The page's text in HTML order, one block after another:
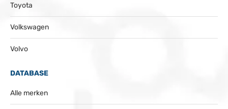
Toyota
Volkswagen
Volvo
DATABASE
Alle merken